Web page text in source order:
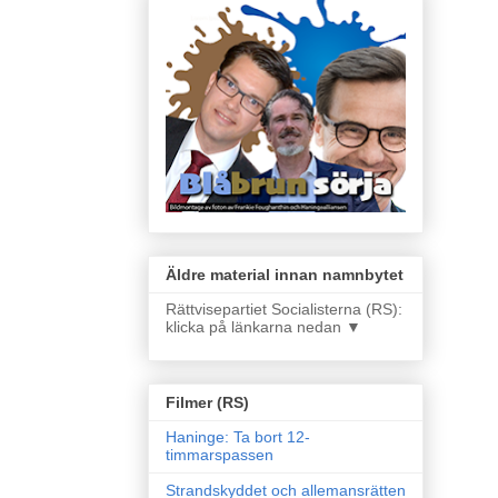
Äldre material innan namnbytet
Rättvisepartiet Socialisterna (RS):
klicka på länkarna nedan ▼
Filmer (RS)
Haninge: Ta bort 12-
timmarspassen
Strandskyddet och allemansrätten